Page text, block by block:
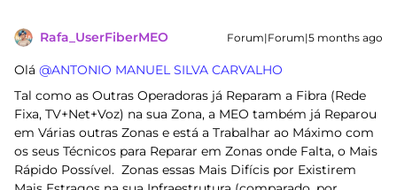
Rafa_UserFiberMEO Forum|Forum|5 months ago
Olá ​ @ANTONIO MANUEL SILVA CARVALHO
Tal como as Outras Operadoras já Reparam a Fibra (Rede
Fixa, TV+Net+Voz) na sua Zona, a MEO também já Reparou
em Várias outras Zonas e está a Trabalhar ao Máximo com
os seus Técnicos para Reparar em Zonas onde Falta, o Mais
Rápido Possível. Zonas essas Mais Difícis por Existirem